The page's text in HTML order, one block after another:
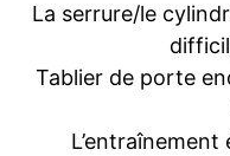
La serrure/le
Tablier de porte